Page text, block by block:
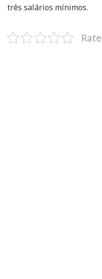
três salários mínimos.